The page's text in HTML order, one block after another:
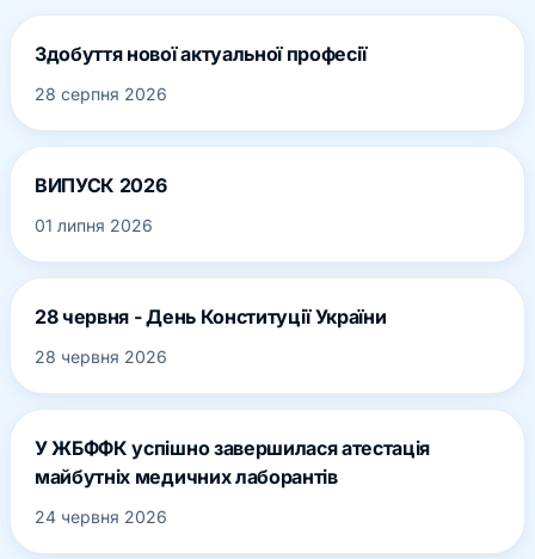
Здобуття нової актуальної професії
28 серпня 2026
ВИПУСК 2026
01 липня 2026
28 червня - День Конституції України
28 червня 2026
У ЖБФФК успішно завершилася атестація
майбутніх медичних лаборантів
24 червня 2026